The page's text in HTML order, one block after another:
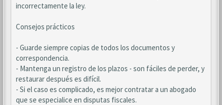
incorrectamente la ley.
Consejos prácticos
- Guarde siempre copias de todos los documentos y
correspondencia.
- Mantenga un registro de los plazos - son fáciles de perder, y
restaurar después es difícil.
- Si el caso es complicado, es mejor contratar a un abogado
que se especialice en disputas fiscales.